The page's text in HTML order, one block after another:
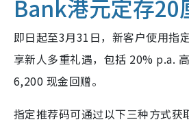
Bank港元定存20
即日起至3月31日，新客户使用指
享新人多重礼遇，包括 20% p.a.
6,200 现金回赠。
指定推荐码可通过以下三种方式获